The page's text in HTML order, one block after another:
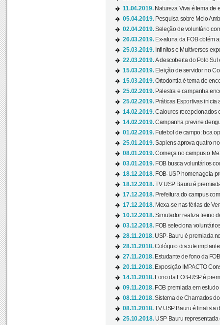
11.04.2019. Natureza Viva é tema de
05.04.2019. Pesquisa sobre Meio
02.04.2019.Seleção de voluntário
26.03.2019. Ex-aluna da FOB obtém
25.03.2019. Infinitos e Multiversos
22.03.2019.A descoberta do Polo Sul
15.03.2019. Eleição de servidor no
15.03.2019.Ortodontia é tema de
25.02.2019. Palestra e campanha
25.02.2019. Práticas Esportivas inicia
14.02.2019.Calouros recepcionados
14.02.2019.Campanha previne
01.02.2019. Futebol de campo: boa
25.01.2019.Sapiens aprova quatro
08.01.2019.Começa no campus o
03.01.2019. FOB busca voluntários
18.12.2018. FOB-USP homenageia
18.12.2018.TV USP Bauru é
17.12.2018. Prefeitura do campus
17.12.2018. Mexa-se nas férias de
10.12.2018.Simulador realiza treino
03.12.2018. FOB seleciona
28.11.2018. USP-Bauru é premiada
28.11.2018.Colóquio discute
27.11.2018. Estudante de fono da
20.11.2018. Exposição IMPACTO
14.11.2018. Fono da FOB-USP é
09.11.2018. FOB premiada em estudo
08.11.2018.Sistema de Chamados
08.11.2018.TV USP Bauru é finalista
25.10.2018. USP Bauru representada